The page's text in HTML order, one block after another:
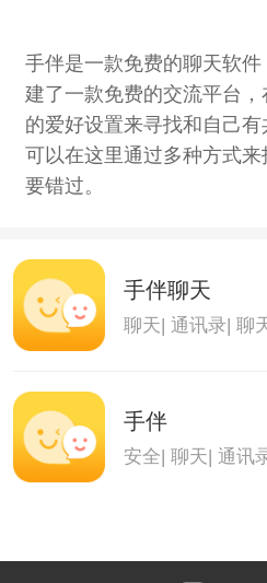
手伴是一款免费的聊天软
建了一款免费的交流平台
的爱好设置来寻找和自己
可以在这里通过多种方式
要错过。
手伴聊天
聊天|通讯录|聊
手伴
安全 |聊天 |通讯